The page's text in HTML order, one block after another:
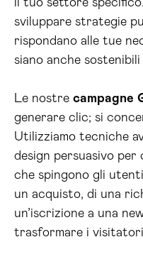
il tuo settore
sviluppare strategie
rispondano alle tue
siano anche
Le nostre campagne
generare clic; si
Utilizziamo tecniche
design persuasivo
che spingono gli
un acquisto, di una
un’iscrizione a una
trasformare i